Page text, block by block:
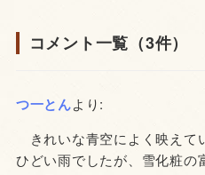
コメント一覧（3件）
つ一とんより:
きれいな青空によく映えて
ひどい雨でしたが、雪化粧の